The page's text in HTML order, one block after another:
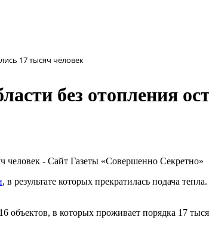
17 тысяч человек
без отопления
, в результате которых прекратилась подача
объектов, в которых проживает порядка 17